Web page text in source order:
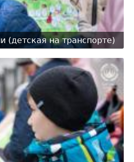
(детская на транспорте)